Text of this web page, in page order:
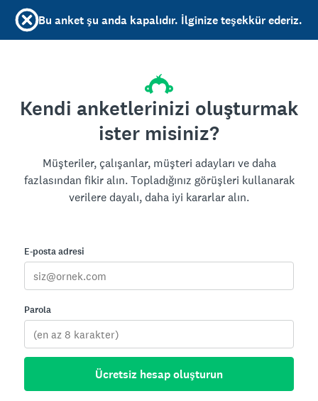
Bu anket şu anda kapalıdır. İlginize teşekkür ederiz.
Kendi anketlerinizi oluşturmak
ister misiniz?
Müşteriler, çalışanlar, müşteri adayları ve daha
fazlasından fikir alın. Topladığınız görüşleri kullanarak
verilere dayalı, daha iyi kararlar alın.
E-posta adresi
Parola
Ücretsiz hesap oluşturun